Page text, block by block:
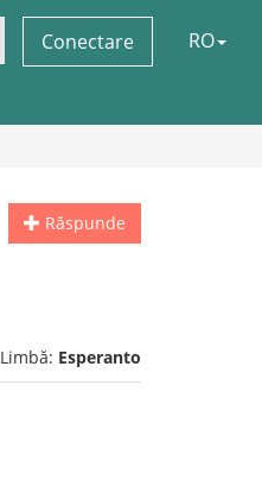
Conectare RO
Răspunde
Limbă: Esperanto